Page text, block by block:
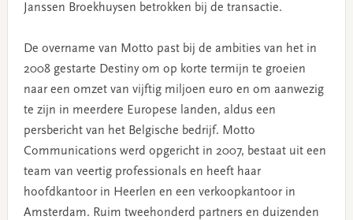
Janssen Broekhuysen betrokken bij de transactie.
De overname van Motto past bij de ambities van het in
2008 gestarte Destiny om op korte termijn te groeien
naar een omzet van vijftig miljoen euro en om aanwezig
te zijn in meerdere Europese landen, aldus een
persbericht van het Belgische bedrijf. Motto
Communications werd opgericht in 2007, bestaat uit een
team van veertig professionals en heeft haar
hoofdkantoor in Heerlen en een verkoopkantoor in
Amsterdam. Ruim tweehonderd partners en duizenden